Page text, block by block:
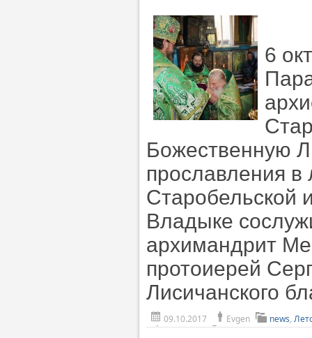
6
Божественную
прославления
Старобельской
Владыке
архимандрит
протоиерей
Лисичанского
09.10.2017 Evgen news,